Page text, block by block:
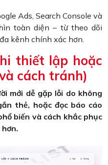
Ads, Search Console và
toàn diện – từ theo dõi
kênh chính xác hơn.
thiết lập hoặc
cách tránh)
mới dễ gặp lỗi do không
thẻ, hoặc đọc báo cáo
biến và cách khắc phục